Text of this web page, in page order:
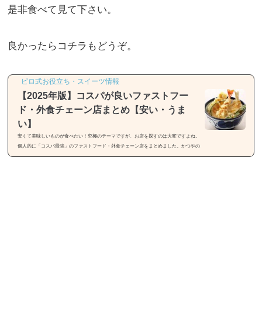
是非食べて見て下さい。
良かったらコチラもどうぞ。
ピロ式お役立ち・スイーツ情報
【2025年版】コスパが良いファストフー
ド・外食チェーン店まとめ【安い・うま
い】
安くて美味しいものが食べたい！究極のテーマですが、お店を探すのは大変ですよね。
個人的に「コスパ最強」のファストフード・外食チェーン店をまとめました。かつやの
「かつ丼」カツ丼（梅）が590円（税込649円）です（ソースカツ丼も同様）。※店内飲